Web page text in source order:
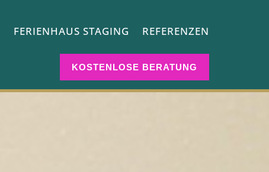
FERIENHAUS STAGING REFERENZEN
KOSTENLOSE BERATUNG